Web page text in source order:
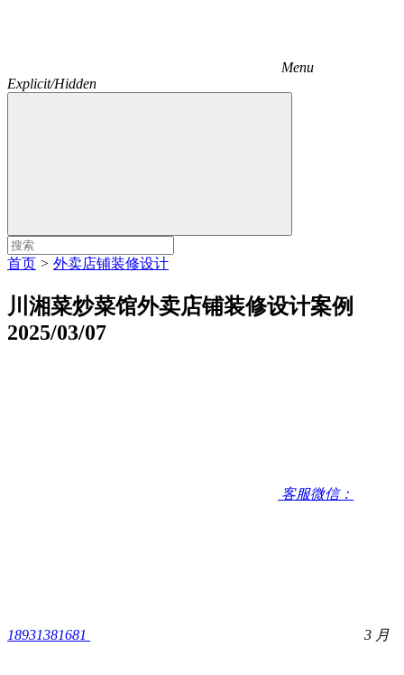
Menu
Explicit/Hidden
首页 > 外卖店铺装修设计
川湘菜炒菜馆外卖店铺装修设计案例
2025/03/07
客服微信：
18931381681 3 月